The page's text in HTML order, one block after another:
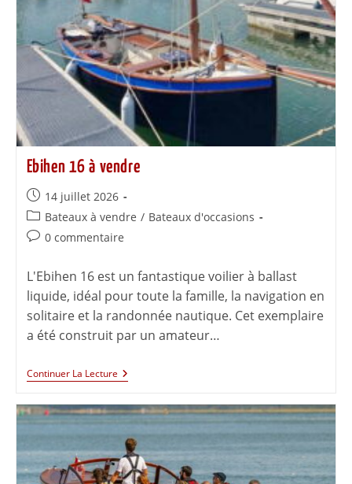
Ebihen 16 à vendre
14 juillet 2026
Bateaux à vendre / Bateaux d'occasions
0 commentaire
L'Ebihen 16 est un fantastique voilier à ballast
liquide, idéal pour toute la famille, la navigation en
solitaire et la randonnée nautique. Cet exemplaire
a été construit par un amateur…
Continuer La Lecture